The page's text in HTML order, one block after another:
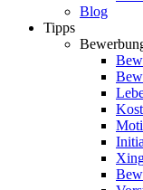
Blog
Tipps